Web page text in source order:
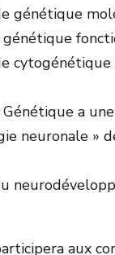
génétique
Génétique a
neuronale »
aux